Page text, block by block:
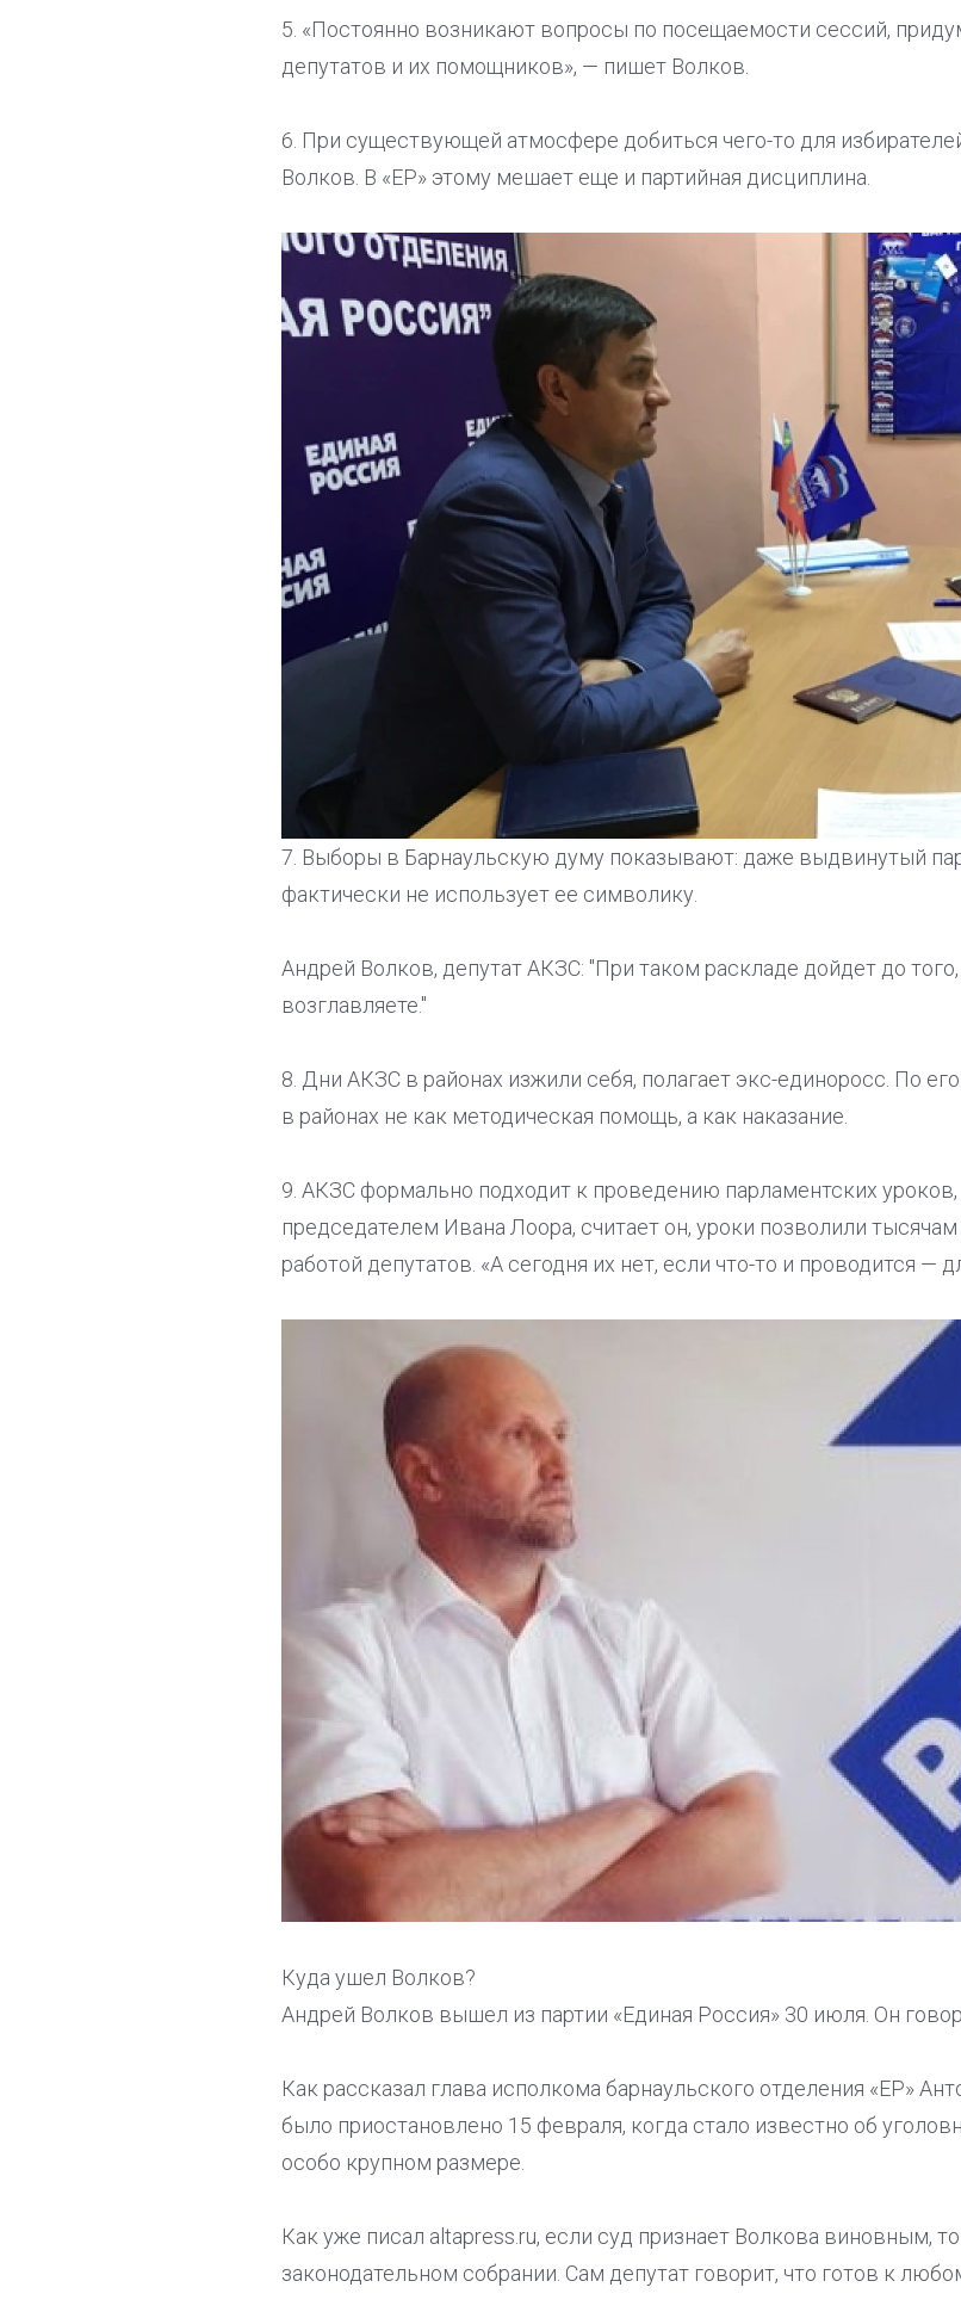
5. «Постоянно возникают вопросы по посещаемости сессий,
депутатов и их помощников», — пишет Волков.
6. При существующей атмосфере добиться чего-то для
Волков. В «ЕР» этому мешает еще и партийная дисциплина.
7. Выборы в Барнаульскую думу показывают: даже выдвинутый
фактически не использует ее символику.
Андрей Волков, депутат АКЗС: "При таком раскладе дойдет до того,
возглавляете."
8. Дни АКЗС в районах изжили себя, полагает экс-единоросс. По
в районах не как методическая помощь, а как наказание.
9. АКЗС формально подходит к проведению парламентских
председателем Ивана Лоора, считает он, уроки позволили
работой депутатов. «А сегодня их нет, если что-то и проводится —
Куда ушел Волков?
Андрей Волков вышел из партии «Единая Россия» 30 июля. Он
Как рассказал глава исполкома барнаульского отделения «ЕР»
было приостановлено 15 февраля, когда стало известно об
особо крупном размере.
Как уже писал altapress.ru, если суд признает Волкова виновным,
законодательном собрании. Сам депутат говорит, что готов к